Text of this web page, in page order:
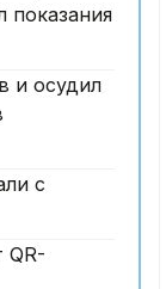
показания
и осудил
с
QR-